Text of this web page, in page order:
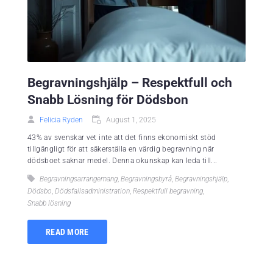
Begravningshjälp – Respektfull och
Snabb Lösning för Dödsbon
Felicia Ryden August 1, 2025
43% av svenskar vet inte att det finns ekonomiskt stöd
tillgängligt för att säkerställa en värdig begravning när
dödsboet saknar medel. Denna okunskap kan leda till...
Begravningsarrangemang, Begravningsbyrå, Begravningshjälp,
Dödsbo, Dödsfallsadministration, Respektfull begravning,
Snabb lösning
READ MORE